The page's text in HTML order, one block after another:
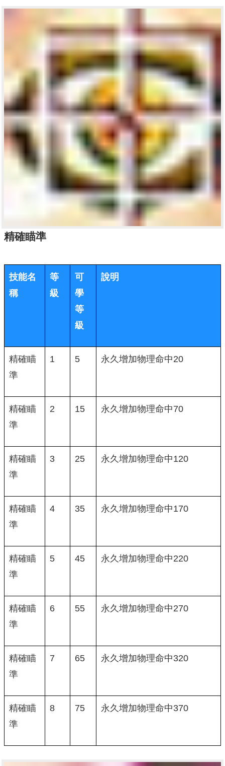
精確瞄準
技能名
稱
等
級
可
學
等
級
說明
精確瞄
準
1 5 永久增加物理命中20
精確瞄
準
2 15 永久增加物理命中70
精確瞄
準
3 25 永久增加物理命中120
精確瞄
準
4 35 永久增加物理命中170
精確瞄
準
5 45 永久增加物理命中220
精確瞄
準
6 55 永久增加物理命中270
精確瞄
準
7 65 永久增加物理命中320
精確瞄
準
8 75 永久增加物理命中370